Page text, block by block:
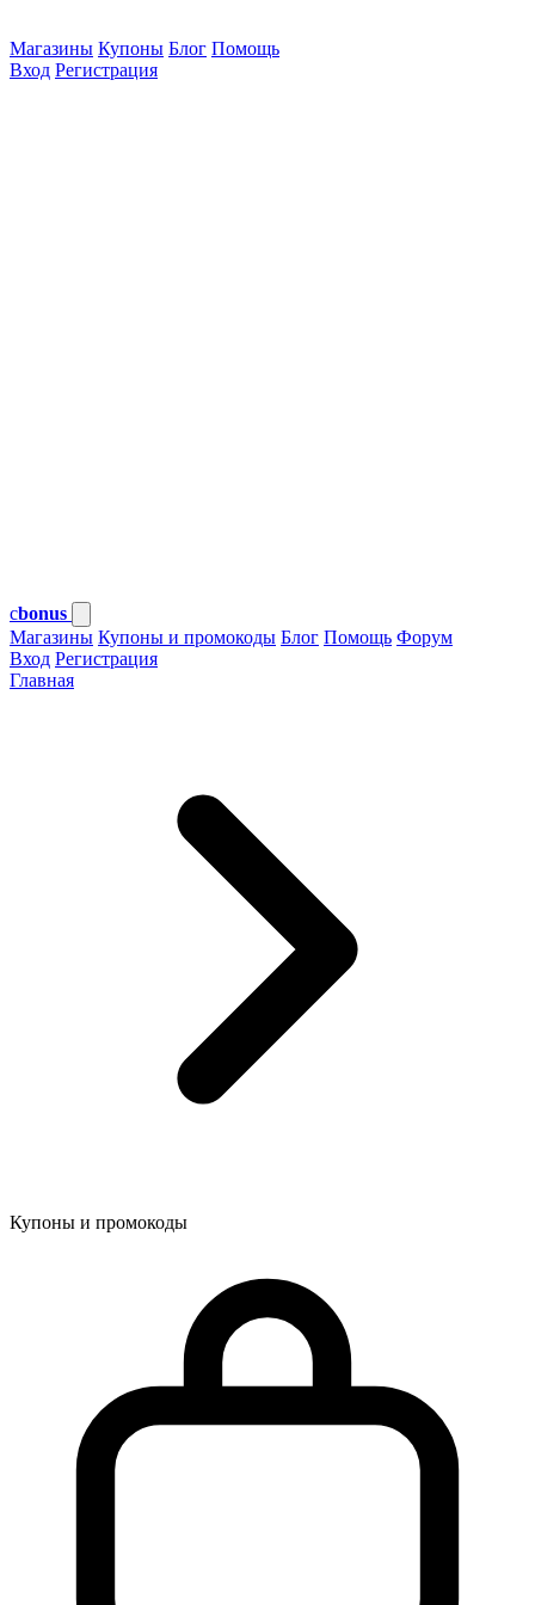
Магазины Купоны Блог Помощь
Вход Регистрация
cbonus
Магазины Купоны и промокоды Блог Помощь Форум
Вход Регистрация
Главная
Купоны и промокоды